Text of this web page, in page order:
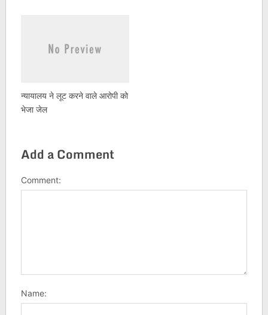
न्यायालय ने लूट करने वाले आरोपी को
भेजा जेल
Add a Comment
Comment:
Name: